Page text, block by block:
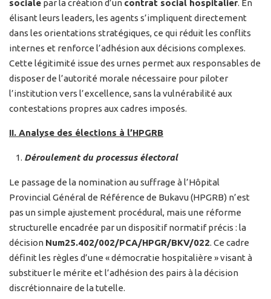
sociale par la création d’un contrat social hospitalier. En
élisant leurs leaders, les agents s’impliquent directement
dans les orientations stratégiques, ce qui réduit les conflits
internes et renforce l’adhésion aux décisions complexes.
Cette légitimité issue des urnes permet aux responsables de
disposer de l’autorité morale nécessaire pour piloter
l’institution vers l’excellence, sans la vulnérabilité aux
contestations propres aux cadres imposés.
II. Analyse des élections à l’HPGRB
Déroulement du processus électoral
Le passage de la nomination au suffrage à l’Hôpital
Provincial Général de Référence de Bukavu (HPGRB) n’est
pas un simple ajustement procédural, mais une réforme
structurelle encadrée par un dispositif normatif précis : la
décision Num25.402/002/PCA/HPGR/BKV/022. Ce cadre
définit les règles d’une « démocratie hospitalière » visant à
substituer le mérite et l’adhésion des pairs à la décision
discrétionnaire de la tutelle.